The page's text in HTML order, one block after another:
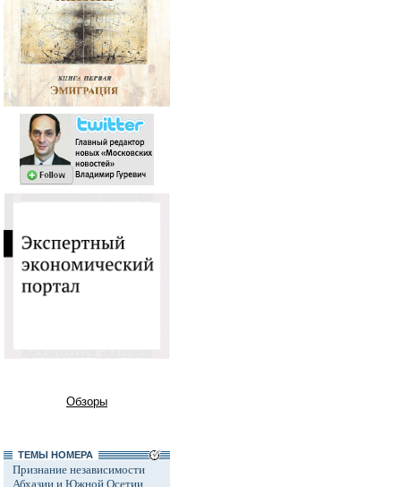
Обзоры
ТЕМЫ НОМЕРА
Признание независимости
Абхазии и Южной Осетии